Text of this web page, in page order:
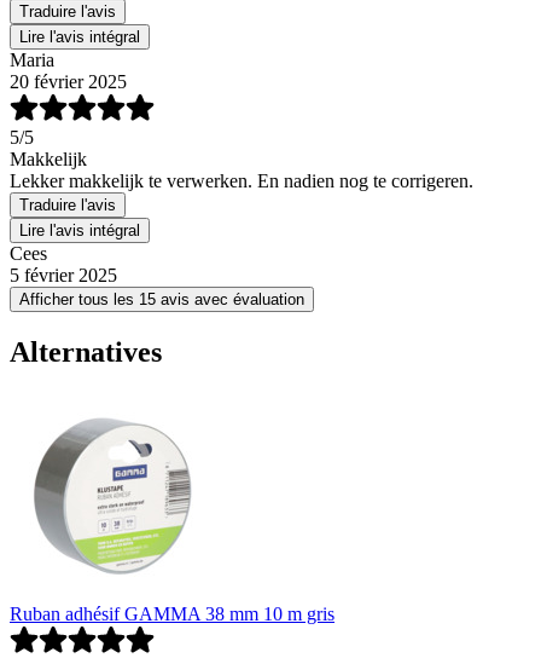
Traduire l'avis
Lire l'avis intégral
Maria
20 février 2025
5/5
Makkelijk
Lekker makkelijk te verwerken. En nadien nog te corrigeren.
Traduire l'avis
Lire l'avis intégral
Cees
5 février 2025
Afficher tous les 15 avis avec évaluation
Alternatives
Ruban adhésif GAMMA 38 mm 10 m gris